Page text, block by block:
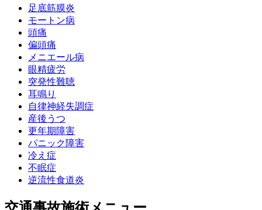
足底筋膜炎
モートン病
頭痛
偏頭痛
メニエール病
眼精疲労
突発性難聴
耳鳴り
自律神経失調症
産後うつ
更年期障害
パニック障害
冷え症
不眠症
逆流性食道炎